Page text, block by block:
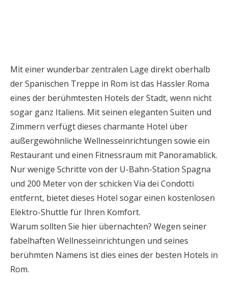
Mit einer wunderbar zentralen Lage direkt oberhalb
der Spanischen Treppe in Rom ist das Hassler Roma
eines der berühmtesten Hotels der Stadt, wenn nicht
sogar ganz Italiens. Mit seinen eleganten Suiten und
Zimmern verfügt dieses charmante Hotel über
außergewöhnliche Wellnesseinrichtungen sowie ein
Restaurant und einen Fitnessraum mit Panoramablick.
Nur wenige Schritte von der U-Bahn-Station Spagna
und 200 Meter von der schicken Via dei Condotti
entfernt, bietet dieses Hotel sogar einen kostenlosen
Elektro-Shuttle für Ihren Komfort.
Warum sollten Sie hier übernachten? Wegen seiner
fabelhaften Wellnesseinrichtungen und seines
berühmten Namens ist dies eines der besten Hotels in
Rom.